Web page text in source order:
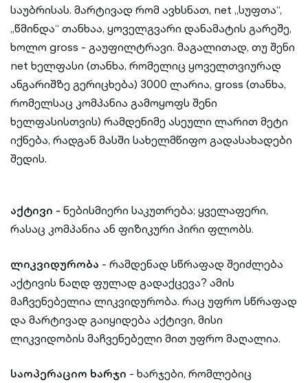
საუბრისას. მარტივად რომ ავხსნათ, net „სუფთა“,
„წმინდა“ თანხაა, ყოველგვარი დანამატის გარეშე,
ხოლო gross - გაუფილტრავი. მაგალითად, თუ შენი
net ხელფასი (თანხა, რომელიც ყოველთვიურად
ანგარიშზე გერიცხება) 3000 ლარია, gross (თანხა,
რომელსაც კომპანია გამოყოფს შენი
ხელფასისთვის) რამდენიმე ასეული ლარით მეტი
იქნება, რადგან მასში სახელმწიფო გადასახადები
შედის.
აქტივი - ნებისმიერი საკუთრება; ყველაფერი,
რასაც კომპანია ან ფიზიკური პირი ფლობს.
ლიკვიდურობა - რამდენად სწრაფად შეიძლება
აქტივის ნაღდ ფულად გადაქცევა? ამის
მაჩვენებელია ლიკვიდურობა. რაც უფრო სწრაფად
და მარტივად გაიყიდება აქტივი, მისი
ლიკვიდობის მაჩვენებელი მით უფრო მაღალია.
საოპერაციო ხარჯი - ხარჯები, რომლებიც